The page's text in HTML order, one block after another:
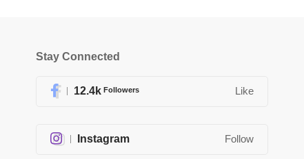
Stay Connected
12.4k Followers Like
Instagram Follow